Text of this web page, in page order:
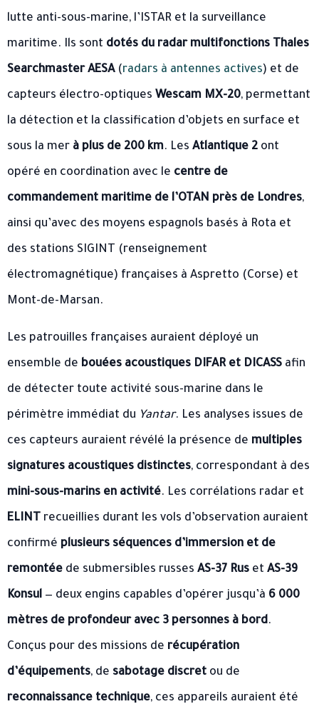
lutte anti-sous-marine, l’ISTAR et la surveillance
maritime. Ils sont dotés du radar multifonctions Thales
Searchmaster AESA(radars à antennes actives) et de
capteurs électro-optiques Wescam MX-20, permettant
la détection et la classification d’objets en surface et
sous la mer à plus de 200 km. Les Atlantique 2 ont
opéré en coordination avec le centre de
commandement maritime de l’OTAN près de Londres,
ainsi qu’avec des moyens espagnols basés à Rota et
des stations SIGINT (renseignement
électromagnétique) françaises à Aspretto (Corse) et
Mont-de-Marsan.
Les patrouilles françaises auraient déployé un
ensemble de bouées acoustiques DIFAR et DICASS afin
de détecter toute activité sous-marine dans le
périmètre immédiat du Yantar. Les analyses issues de
ces capteurs auraient révélé la présence de multiples
signatures acoustiques distinctes, correspondant à des
mini-sous-marins en activité. Les corrélations radar et
ELINT recueillies durant les vols d’observation auraient
confirmé plusieurs séquences d’immersion et de
remontée de submersibles russes AS-37 Rus et AS-39
Konsul — deux engins capables d’opérer jusqu’à 6 000
mètres de profondeur avec 3 personnes à bord.
Conçus pour des missions de récupération
d’équipements, de sabotage discret ou de
reconnaissance technique, ces appareils auraient été